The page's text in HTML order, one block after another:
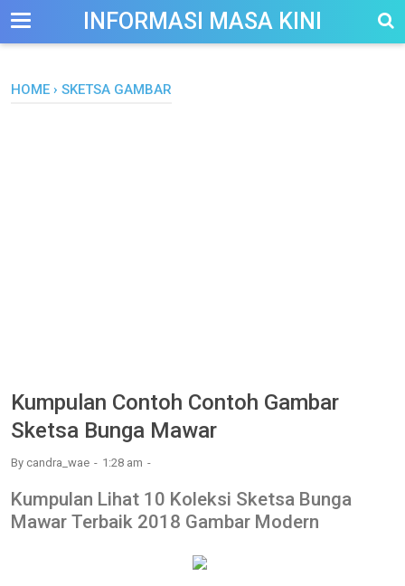
--> INFORMASI MASA KINI
HOME › SKETSA GAMBAR
Kumpulan Contoh Contoh Gambar
Sketsa Bunga Mawar
By candra_wae 1:28 am
Kumpulan Lihat 10 Koleksi Sketsa Bunga
Mawar Terbaik 2018 Gambar Modern